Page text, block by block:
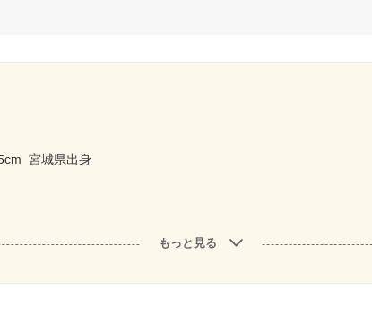
宮城県出身
もっと見る